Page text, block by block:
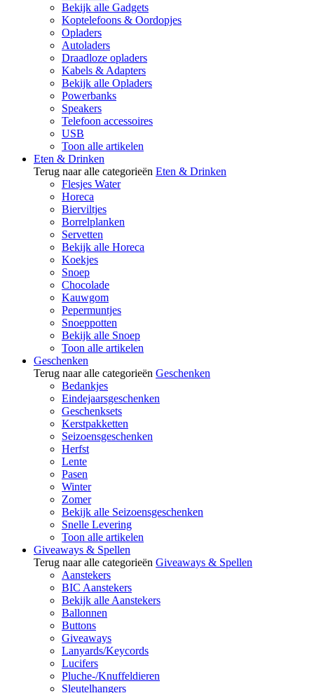
Bekijk alle Gadgets
Koptelefoons & Oordopjes
Opladers
Autoladers
Draadloze opladers
Kabels & Adapters
Bekijk alle Opladers
Powerbanks
Speakers
Telefoon accessoires
USB
Toon alle artikelen
Eten & Drinken
Terug naar alle categorieën Eten & Drinken
Flesjes Water
Horeca
Bierviltjes
Borrelplanken
Servetten
Bekijk alle Horeca
Koekjes
Snoep
Chocolade
Kauwgom
Pepermuntjes
Snoeppotten
Bekijk alle Snoep
Toon alle artikelen
Geschenken
Terug naar alle categorieën Geschenken
Bedankjes
Eindejaarsgeschenken
Geschenksets
Kerstpakketten
Seizoensgeschenken
Herfst
Lente
Pasen
Winter
Zomer
Bekijk alle Seizoensgeschenken
Snelle Levering
Toon alle artikelen
Giveaways & Spellen
Terug naar alle categorieën Giveaways & Spellen
Aanstekers
BIC Aanstekers
Bekijk alle Aanstekers
Ballonnen
Buttons
Giveaways
Lanyards/Keycords
Lucifers
Pluche-/Knuffeldieren
Sleutelhangers